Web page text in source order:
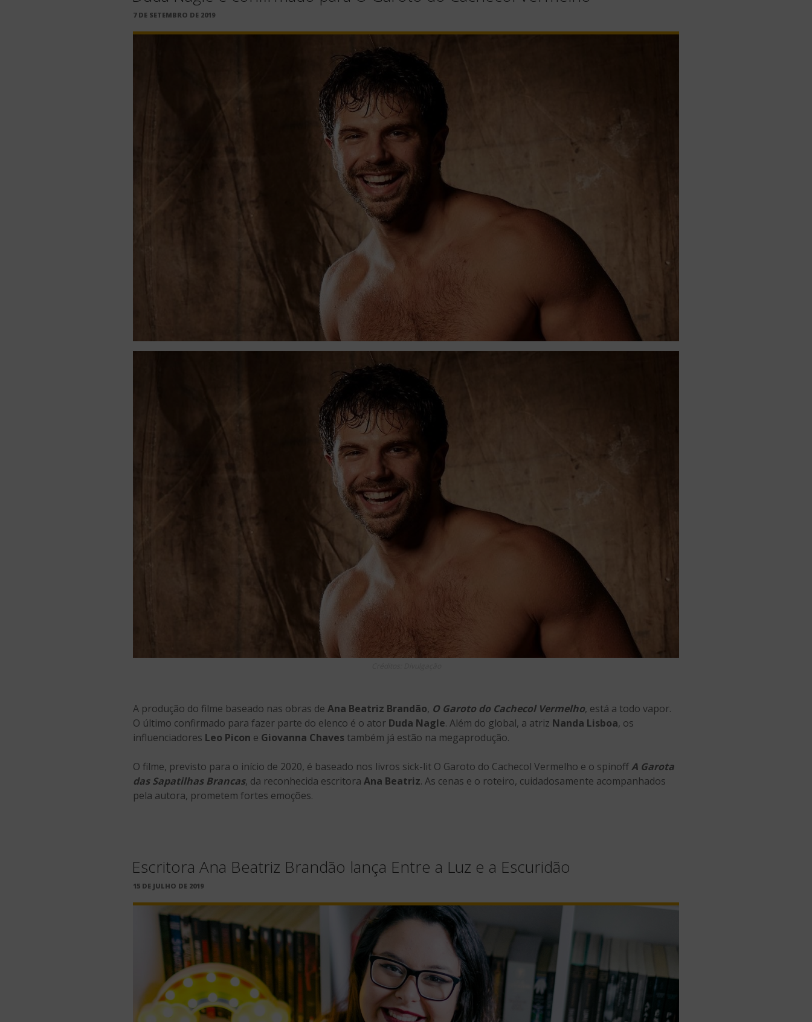
PUBLICADO
7 DE SETEMBRO DE 2019
A produção do filme baseado nas obras de Ana Beatriz Brandão, O Garoto do Cachecol Vermelho, está a todo vapor.
O último confirmado para fazer parte do elenco é o ator Duda Nagle. Além do global, a atriz Nanda Lisboa, os
influenciadores Leo Picon e Giovanna Chaves também já estão na megaprodução.
O filme, previsto para o início de 2020, é baseado nos livros sick-lit O Garoto do Cachecol Vermelho e o spinoffA Garota
das Sapatilhas Brancas, da reconhecida escritora Ana Beatriz. As cenas e o roteiro, cuidadosamente acompanhados
pela autora, prometem fortes emoções.
Escritora Ana Beatriz Brandão lança Entre a Luz e a Escuridão
PUBLICADO
15 DE JULHO DE 2019